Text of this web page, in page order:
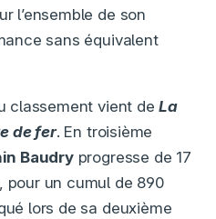
l’ensemble de son
sans équivalent
classement vient deLa
de fer. En troisième
Baudryprogresse de 17
pour un cumul de 890
lors de sa deuxième